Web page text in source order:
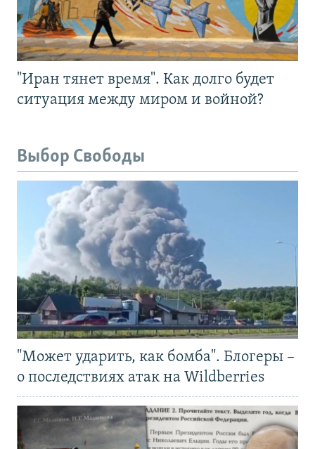
"Иран тянет время". Как долго будет
ситуация между миром и войной?
Выбор Свободы
"Может ударить, как бомба". Блогеры –
о последствиях атак на Wildberries